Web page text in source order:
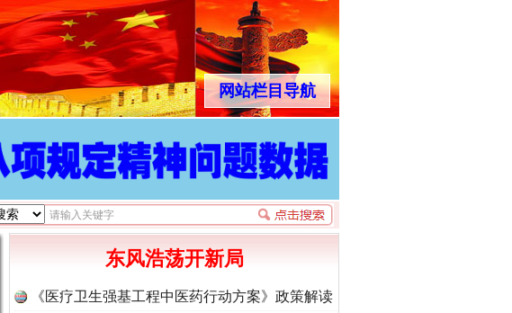
网站栏目导航
东风浩荡开新局
《医疗卫生强基工程中医药行动方案》政策解读